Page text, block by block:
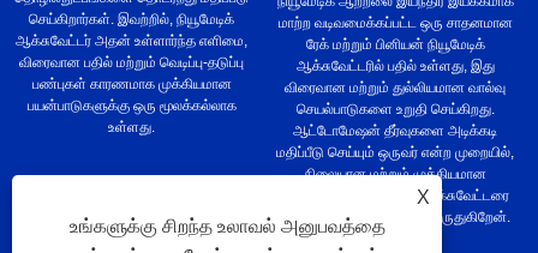
செய்கிறார்கள். இவற்றில், நியூமேடிக்
ஆக்சுவேட்டர் அதன் உள்ளார்ந்த எளிமை,
விரைவான பதில் மற்றும் வெடிப்பு-தடுப்பு
பண்புகள் காரணமாக முக்கியமான
பயன்பாடுகளுக்கு ஒரு மூலக்கல்லாக
உள்ளது.
மாற்ற வடிவமைக்கப்பட்ட ஒரு சாதனமான
ரேக் மற்றும் பினியன் நியூமேடிக்
ஆக்சுவேட்டரில் பதில் உள்ளது, இது
விரைவான மற்றும் துல்லியமான வால்வு
செயல்பாடுகளை உறுதி செய்கிறது.
ஆட்டோமேஷன் தீர்வுகளை அடிக்கடி
மதிப்பீடு செய்யும் ஒருவர் என்ற முறையில்,
நிலையான மற்றும் முக்கியமான
பயன்பாடுகளுக்கு இந்த ஆக்சுவேட்டரை
இன்றியமையாததாக நான் கருதுகிறேன்.
X
உங்களுக்கு சிறந்த உலாவல் அனுபவத்தை